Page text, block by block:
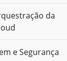
da
e Segurança